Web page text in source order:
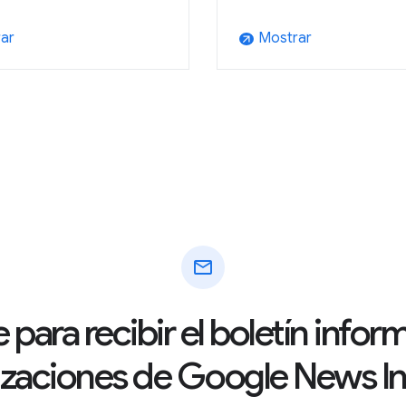
arrow_outward Mostrar
mail
para recibir el boletín
de Google News